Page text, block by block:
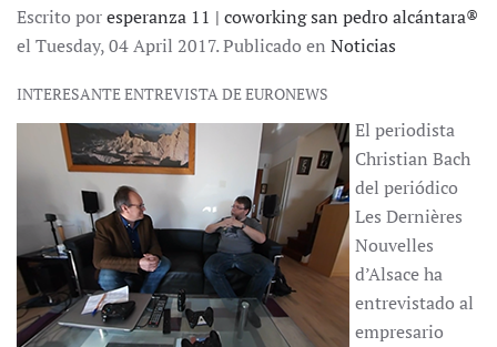
Escrito poresperanza 11 | coworking san pedro alcántara®
el Tuesday, 04 April 2017. Publicado en Noticias
INTERESANTE ENTREVISTA DE EURONEWS
El periodista
Christian Bach
del periódico
Les Dernières
Nouvelles
d’Alsace ha
entrevistado al
empresario